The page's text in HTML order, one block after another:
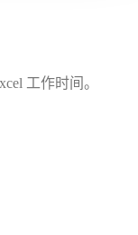
工作时间。